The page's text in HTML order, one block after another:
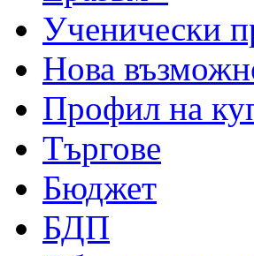
Ученически
Нова
Профил на
Търгове
Бюджет
БДП